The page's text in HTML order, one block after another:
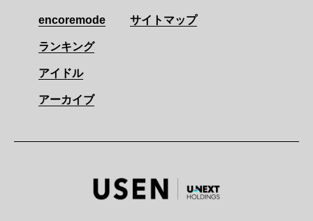
encoremode
ランキング
アイドル
アーカイブ
サイトマップ